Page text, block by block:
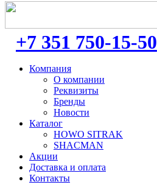
+7 351 750-15-50
Компания
О компании
Реквизиты
Бренды
Новости
Каталог
HOWO SITRAK
SHACMAN
Акции
Доставка и оплата
Контакты